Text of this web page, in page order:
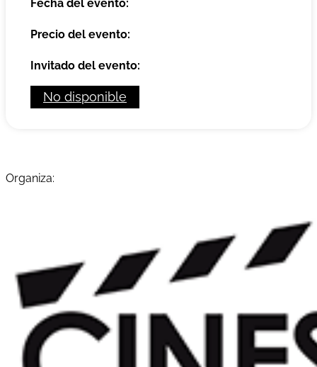
Fecha del evento:
Precio del evento:
Invitado del evento:
No disponible
Organiza: